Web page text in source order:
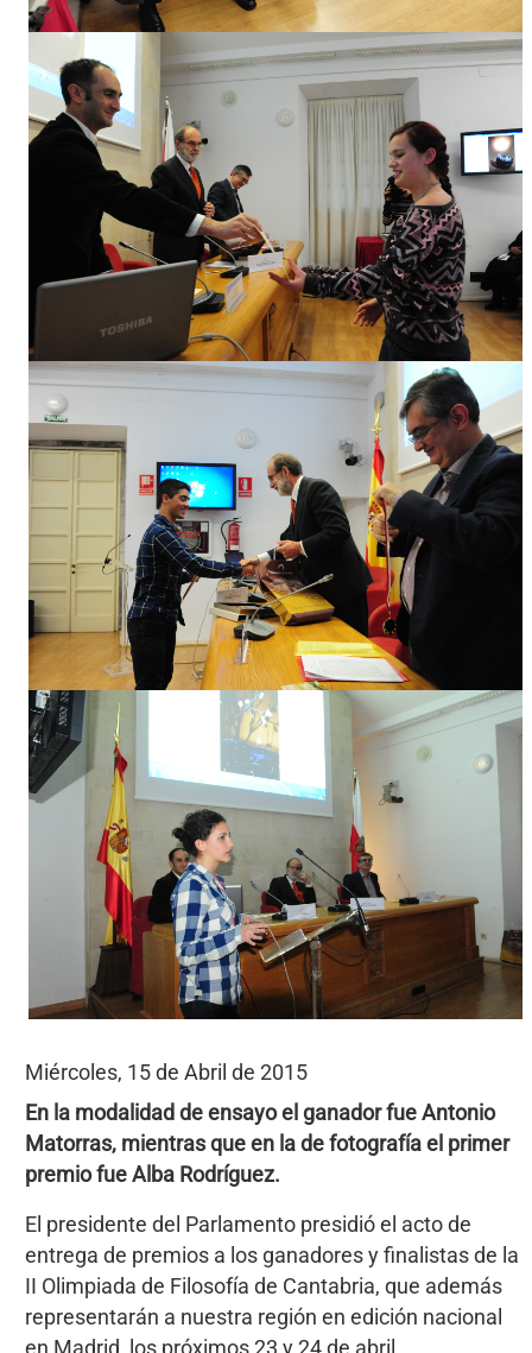
Miércoles, 15 de Abril de 2015
En la modalidad de ensayo el ganador fue Antonio
Matorras, mientras que en la de fotografía el primer
premio fue Alba Rodríguez.
El presidente del Parlamento presidió el acto de
entrega de premios a los ganadores y finalistas de la
II Olimpiada de Filosofía de Cantabria, que además
representarán a nuestra región en edición nacional